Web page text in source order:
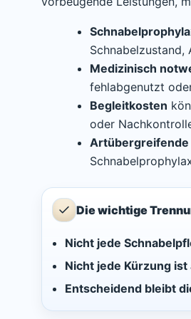
Medizinisch
fehlabgenutzt
Begleitkosten
oder
Die wichtige
Nicht jede
Nicht jede Kürzung
Entscheidend bleibt